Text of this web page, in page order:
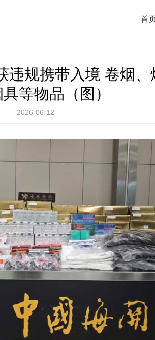
首
违规携带入境 卷烟、
等物品（图）
2026-06-12